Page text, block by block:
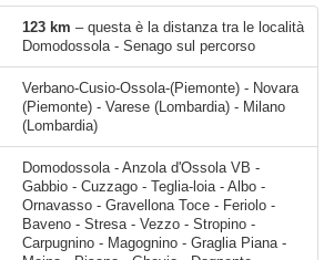
123 km – questa è la distanza tra le località
Domodossola - Senago sul percorso
Verbano-Cusio-Ossola-(Piemonte) - Novara
(Piemonte) - Varese (Lombardia) - Milano
(Lombardia)
Domodossola - Anzola d'Ossola VB - Gabbio - Cuzzago - Teglia-loia - Albo - Ornavasso - Gravellona Toce - Feriolo - Baveno - Stresa - Vezzo - Stropino - Carpugnino - Magognino - Graglia Piana - Meina - Pisano - Ghevio - Dagnente - Montrigiasco - Invorio - Paruzzaro - San Grato - Oleggio Castello - Talonno - Arona - Gattico - Borgomanero - Villaggi - Castelletto sopra Ticino - Sesto Calende - Vergiate - Somma Lombardo - Arsago Seprio - Casorate Sempione - Gallarate - Olgiate Olona